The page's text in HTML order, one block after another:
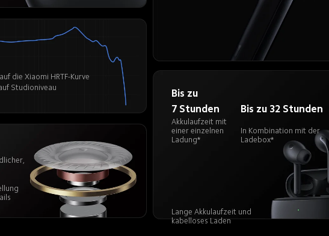
Bis zu
7 Stunden
Bis zu 32 Stunden
Akkulaufzeit mit
einer einzelnen
Ladung*
In Kombination mit der
Ladebox*
Lange Akkulaufzeit und
kabelloses Laden
die Xiaomi HRTF-Kurve
Studioniveau